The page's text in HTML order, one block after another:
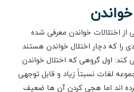
اختلالات خواندن معرفی شده
را که دچار اختلال خواندن هستند
اول گروهی که اختلال خواندن
لغات نسبتاً زیاد و قابل توجهی
اند اما هجی کردن آن ها ضعیف